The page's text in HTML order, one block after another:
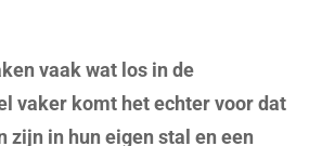
vaak wat los in de
vaker komt het echter voor dat
zijn in hun eigen stal en een